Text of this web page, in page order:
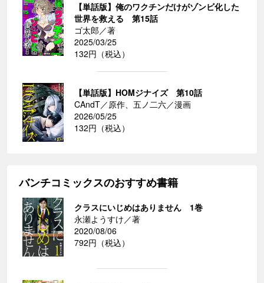
【単話版】俺のワクチンだけがゾンビ化した
世界を救える 第15話
ゴ太郎／著
2025/03/25
132円（税込）
【単話版】HOMジナイズ 第10話
CAndT／原作、五ノ二六／漫画
2026/05/25
132円（税込）
バンチコミックスのおすすめ書籍
クラスにいじめはありません 1巻
永瀬ようすけ／著
2020/08/06
792円（税込）